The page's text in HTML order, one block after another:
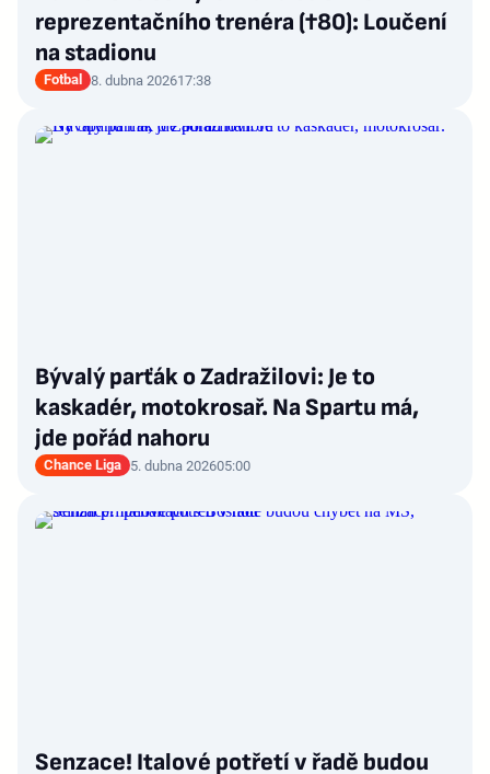
reprezentačního trenéra (†80): Loučení
na stadionu
Fotbal 8. dubna 202617:38
Bývalý parťák o Zadražilovi: Je to
kaskadér, motokrosař. Na Spartu má,
jde pořád nahoru
Chance Liga 5. dubna 202605:00
Senzace! Italové potřetí v řadě budou